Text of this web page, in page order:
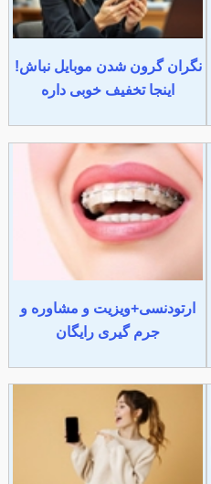
نگران گرون شدن موبایل نباش!
اینجا تخفیف خوبی داره
ارتودنسی+ویزیت و مشاوره و
جرم گیری رایگان